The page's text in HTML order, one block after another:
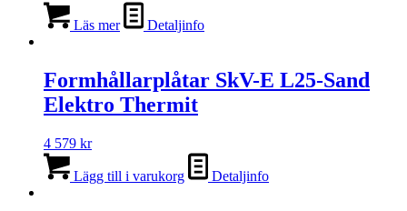
Läs mer Detaljinfo
Formhållarplåtar SkV-E L25-Sand
Elektro Thermit
4 579 kr
Lägg till i varukorg Detaljinfo